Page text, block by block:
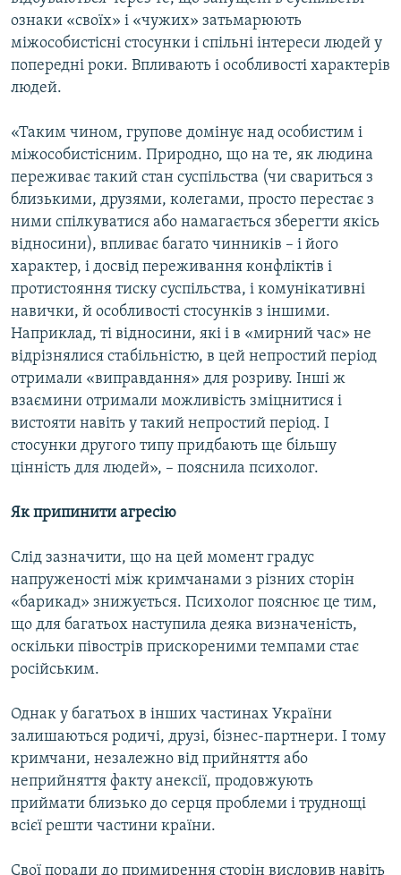
ознаки «своїх» і «чужих» затьмарюють
міжособистісні стосунки і спільні інтереси людей у
попередні роки. Впливають і особливості характерів
людей.
«Таким чином, групове домінує над особистим і
міжособистісним. Природно, що на те, як людина
переживає такий стан суспільства (чи свариться з
близькими, друзями, колегами, просто перестає з
ними спілкуватися або намагається зберегти якісь
відносини), впливає багато чинників – і його
характер, і досвід переживання конфліктів і
протистояння тиску суспільства, і комунікативні
навички, й особливості стосунків з іншими.
Наприклад, ті відносини, які і в «мирний час» не
відрізнялися стабільністю, в цей непростий період
отримали «виправдання» для розриву. Інші ж
взаємини отримали можливість зміцнитися і
вистояти навіть у такий непростий період. І
стосунки другого типу придбають ще більшу
цінність для людей», – пояснила психолог.
Як припинити агресію
Слід зазначити, що на цей момент градус
напруженості між кримчанами з різних сторін
«барикад» знижується. Психолог пояснює це тим,
що для багатьох наступила деяка визначеність,
оскільки півострів прискореними темпами стає
російським.
Однак у багатьох в інших частинах України
залишаються родичі, друзі, бізнес-партнери. І тому
кримчани, незалежно від прийняття або
неприйняття факту анексії, продовжують
приймати близько до серця проблеми і труднощі
всієї решти частини країни.
Свої поради до примирення сторін висловив навіть